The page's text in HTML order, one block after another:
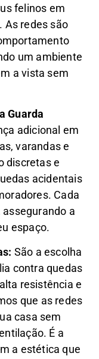
felinos em
As redes são
um ambiente
a vista sem
Guarda
adicional em
varandas e
discretas e
acidentais
Cada
a
espaço.
São a escolha
contra quedas
resistência e
que as redes
casa sem
É a
a estética que